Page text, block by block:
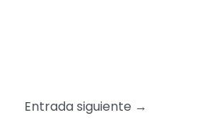
Entrada siguiente →